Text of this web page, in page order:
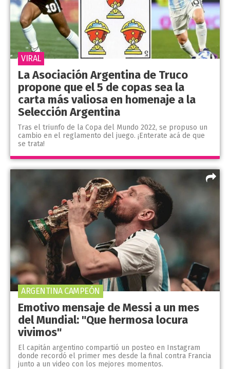
La Asociación Argentina de Truco
propone que el 5 de copas sea la
carta más valiosa en homenaje a la
Selección Argentina
Tras el triunfo de la Copa del Mundo 2022, se propuso un
cambio en el reglamento del juego. ¡Enterate acá de que
se trata!
VIRAL
Emotivo mensaje de Messi a un mes
del Mundial: "Que hermosa locura
vivimos"
El capitán argentino compartió un posteo en Instagram
donde recordó el primer mes desde la final contra Francia
junto a un video con los mejores momentos.
ARGENTINA CAMPEÓN